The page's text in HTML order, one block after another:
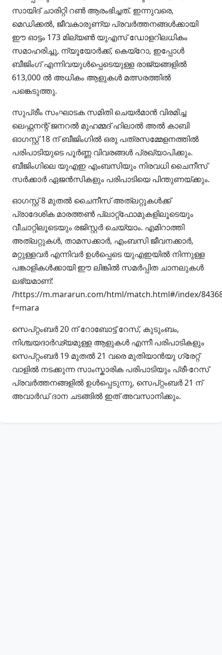
സായിദ് ചാരിറ്റി റൺ ആരംഭിച്ചത്. ഇന്നുവരെ,
മെഡിക്കൽ, ജീവകാരുണ്യ പ്രവർത്തനങ്ങൾക്കായി
ഈ ഓട്ടം 173 മില്യൺ യുഎസ് ഡോളറിലധികം
സമാഹരിച്ചു, ന്യൂയോർക്ക്, കെയ്‌റോ, ഇപ്പോൾ
ബീജിംഗ് എന്നിവയുൾപ്പെടെയുള്ള രാജ്യങ്ങളിൽ
613,000 ൽ അധികം ആളുകൾ മത്സരത്തിൽ
പങ്കെടുത്തു.
സുപ്രീം സംഘാടക സമിതി ചെയർമാൻ വിരമിച്ച
ലെഫ്റ്റനന്റ് ജനറൽ മുഹമ്മദ് ഹിലാൽ അൽ കാബി
ഓഗസ്റ്റ് 18 ന് ബീജിംഗിൽ ഒരു പത്രസമ്മേളനത്തിൽ
പരിപാടിയുടെ പൂർണ്ണ വിവരങ്ങൾ പ്രഖ്യാപിക്കും.
ബീജിംഗിലെ യുഎഇ എംബസിയും നിരവധി ചൈനീസ്
സർക്കാർ ഏജൻസികളും പരിപാടിയെ പിന്തുണയ്ക്കും.
ഓഗസ്റ്റ് 8 മുതൽ ചൈനീസ് അത്‌ലറ്റുകൾക്ക്
പ്രാദേശിക മാരത്തൺ പ്ലാറ്റ്‌ഫോമുകളിലൂടെയും
വീചാറ്റിലൂടെയും രജിസ്റ്റർ ചെയ്യാം. എമിറാത്തി
അത്‌ലറ്റുകൾ, താമസക്കാർ, എംബസി ജീവനക്കാർ,
മറ്റുള്ളവർ എന്നിവർ ഉൾപ്പെടെ യുഎഇയിൽ നിന്നുള്ള
പങ്കാളികൾക്കായി ഈ ലിങ്കിൽ സമർപ്പിത ചാനലുകൾ
ലഭ്യമാണ്:
/https://m.mararun.com/html/match.html#/index/
f=mara
സെപ്റ്റംബർ 20 ന് റോബോട്ട് റേസ്, കുടുംബം,
നിശ്ചയദാർഢ്യമുള്ള ആളുകൾ എന്നീ പരിപാടികളും
സെപ്റ്റംബർ 19 മുതൽ 21 വരെ മുതിയാൻയു ഗ്രേറ്റ്
വാളിൽ നടക്കുന്ന സാംസ്കാരിക പരിപാടിയും പ്രീ-റേസ്
പ്രവർത്തനങ്ങളിൽ ഉൾപ്പെടുന്നു, സെപ്റ്റംബർ 21 ന്
അവാർഡ് ദാന ചടങ്ങിൽ ഇത് അവസാനിക്കും.